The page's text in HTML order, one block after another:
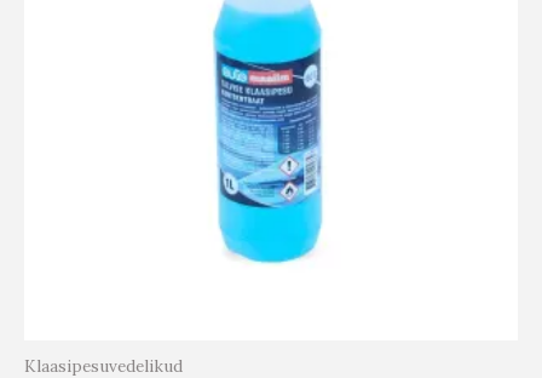
Klaasipesuvedelikud